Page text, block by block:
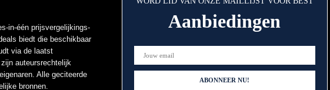
in-één prijsvergelijkings-
biedt die beschikbaar
via de laatst
auteursrechtelijk
Alle geciteerde
bronnen.
Aanbiedingen